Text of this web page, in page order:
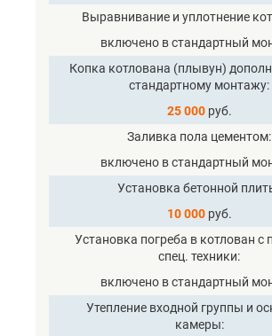
Выравнивание и уплотнение
включено в стандартный
Копка котлована (плывун)
стандартному монтажу
25 000руб.
Заливка пола цементом
включено в стандартный
Установка бетонной
10 000руб.
Установка погреба в котлован
спец. техники
включено в стандартный
Утепление входной группы и
камеры